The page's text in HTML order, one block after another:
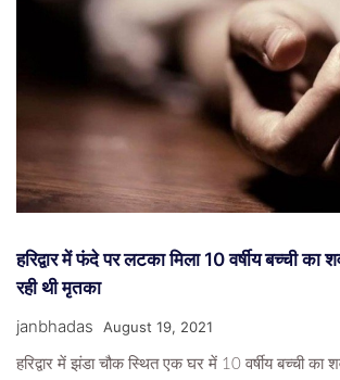
हरिद्वार में फंदे पर लटका मिला 10 वर्षीय बच्ची
रही थी मृतका
janbhadas August 19, 2021
हरिद्वार में झंडा चौक स्थित एक घर में 10 वर्षीय बच्ची